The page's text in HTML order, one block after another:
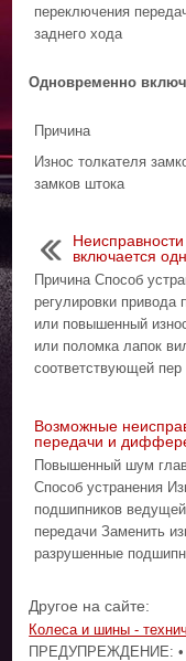
переключения
заднего хода
Одновременно
Причина
Износ толкателя
замков штока
включается
Причина Способ
регулировки привода
или повышенный
или поломка лапок
соответствующей пер
Возможные
передачи и
Повышенный шум
Способ устранения
подшипников
передачи Заменить
разрушенные
Другое на сайте:
Колеса и шины -
ПРЕДУПРЕЖДЕНИЕ: •